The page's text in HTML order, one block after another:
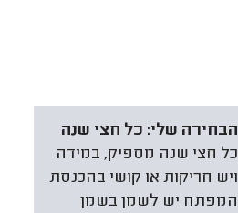
הבחירה שלי: כל חצי שנה
כל חצי שנה מספיק, במידה
ויש חריקות או קושי בהכנסת
המפתח יש לשמן בשמן